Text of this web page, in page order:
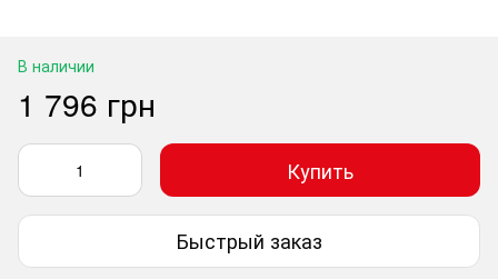
В наличии
1 796 грн
Купить
Быстрый заказ